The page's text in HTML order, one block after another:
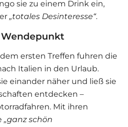
sie zu einem Drink ein,
„totales Desinteresse“.
ersten Treffen fuhren die
Italien in den Urlaub.
einander näher und ließ sie
entdecken –
Mit ihren
„ganz schön